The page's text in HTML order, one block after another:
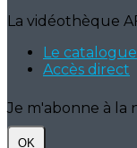
La vidéothèque
Le catalogue
Accès direct
Je m'abonne à la
OK